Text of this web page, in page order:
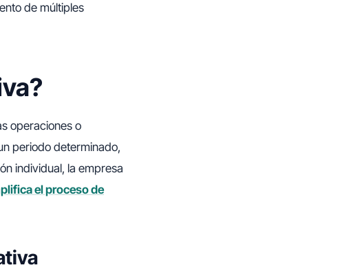
de múltiples
operaciones o
periodo determinado,
individual, la empresa
el proceso de